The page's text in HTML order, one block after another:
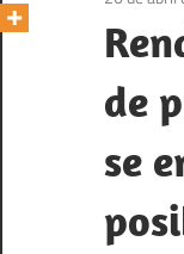
de
se